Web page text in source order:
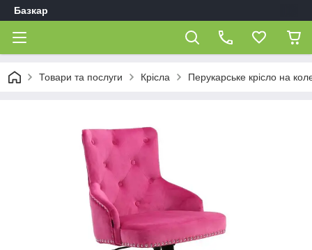
Базкар
Товари та послуги Крісла Перукарське крісло на